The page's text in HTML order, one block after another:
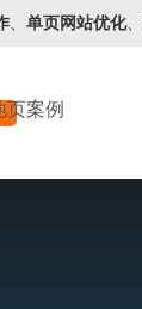
、 单页网站优化、
页案例